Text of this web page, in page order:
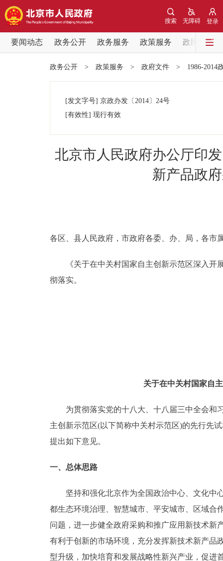
登录
无障碍
搜索
要闻动态 政务公开 政务服务 政策服务
政民互动
党中央精神
政务服务
12345网上接诉即办
走进北京
北京概况
绿色北京
多语种
政务公开 > 政策服务 > 政府文件 > 1986-2014
[发文字号] 京政办发 〔2014〕 24号
[有效性] 现行有效
北京市人民政府办公厅印
新产品政
各区、县人民政府，市政府各委、办、局，各市
《关于在中关村国家自主创新示范区深入开展
彻落实。
关于在中关村国家自
为贯彻落实党的十八大、十八届三中全会和习
主创新示范区(以下简称中关村示范区)的先行先
提出如下意见。
一、总体思路
坚持和强化北京作为全国政治中心、文化中心
都生态环境治理、智慧城市、平安城市、区域合
问题，进一步健全政府采购和推广应用新技术新
有利于创新的市场环境，充分发挥新技术新产品
型升级，加快培育和发展战略性新兴产业，促进